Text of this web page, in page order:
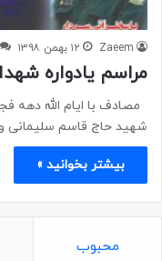
Zaeem ۱۲ بهمن ۱۳۹۸
مراسم یادواره
مصادف با ایام الله دهه
شهید حاج قاسم سلیمانی و
بیشتر بخوانید »
محبوب